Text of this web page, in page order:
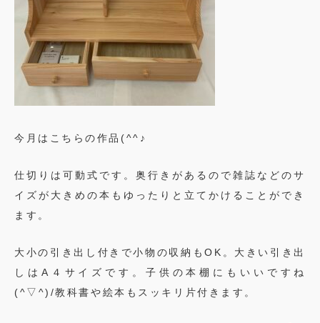
今月はこちらの作品(^^♪
仕切りは可動式です。奥行きがあるので雑誌などのサ
イズが大きめの本もゆったりと立てかけることができ
ます。
大小の引き出し付きで小物の収納もOK。大きい引き出
しはA４サイズです。子供の本棚にもいいですね
(^▽^)/教科書や絵本もスッキリ片付きます。